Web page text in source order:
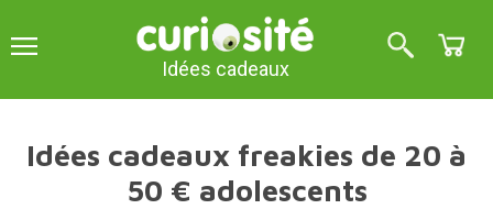
Idées cadeaux
Idées cadeaux freakies de 20 à
50 € adolescents